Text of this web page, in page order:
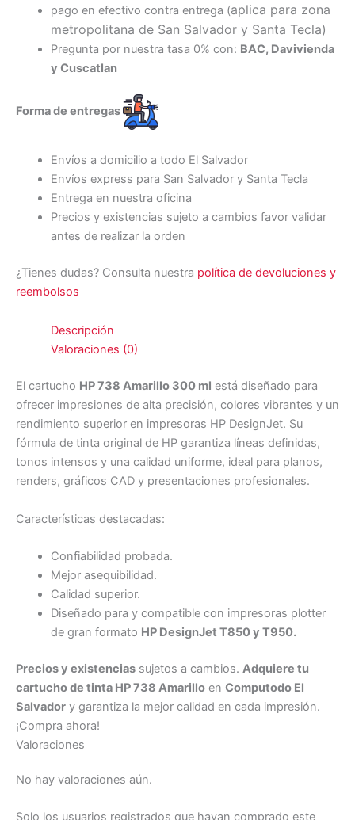
pago en efectivo contra entrega (aplica para zona
metropolitana de San Salvador y Santa Tecla)
Pregunta por nuestra tasa 0% con: BAC, Davivienda
y Cuscatlan
Forma de entregas
Envíos a domicilio a todo El Salvador
Envíos express para San Salvador y Santa Tecla
Entrega en nuestra oficina
Precios y existencias sujeto a cambios favor validar
antes de realizar la orden
¿Tienes dudas? Consulta nuestra política de devoluciones y
reembolsos
Descripción
Valoraciones (0)
El cartucho HP 738 Amarillo 300 ml está diseñado para
ofrecer impresiones de alta precisión, colores vibrantes y un
rendimiento superior en impresoras HP DesignJet. Su
fórmula de tinta original de HP garantiza líneas definidas,
tonos intensos y una calidad uniforme, ideal para planos,
renders, gráficos CAD y presentaciones profesionales.
Características destacadas:
Confiabilidad probada.
Mejor asequibilidad.
Calidad superior.
Diseñado para y compatible con impresoras plotter
de gran formato HP DesignJet T850 y T950.
Precios y existencias sujetos a cambios. Adquiere tu
cartucho de tinta HP 738 Amarillo en Computodo El
Salvador y garantiza la mejor calidad en cada impresión.
¡Compra ahora!
Valoraciones
No hay valoraciones aún.
Solo los usuarios registrados que hayan comprado este